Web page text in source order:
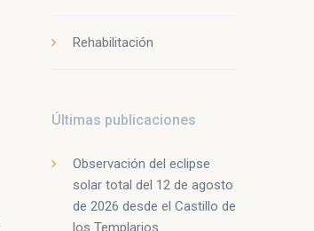
Rehabilitación
Últimas publicaciones
Observación del eclipse
solar total del 12 de agosto
de 2026 desde el Castillo de
los Templarios